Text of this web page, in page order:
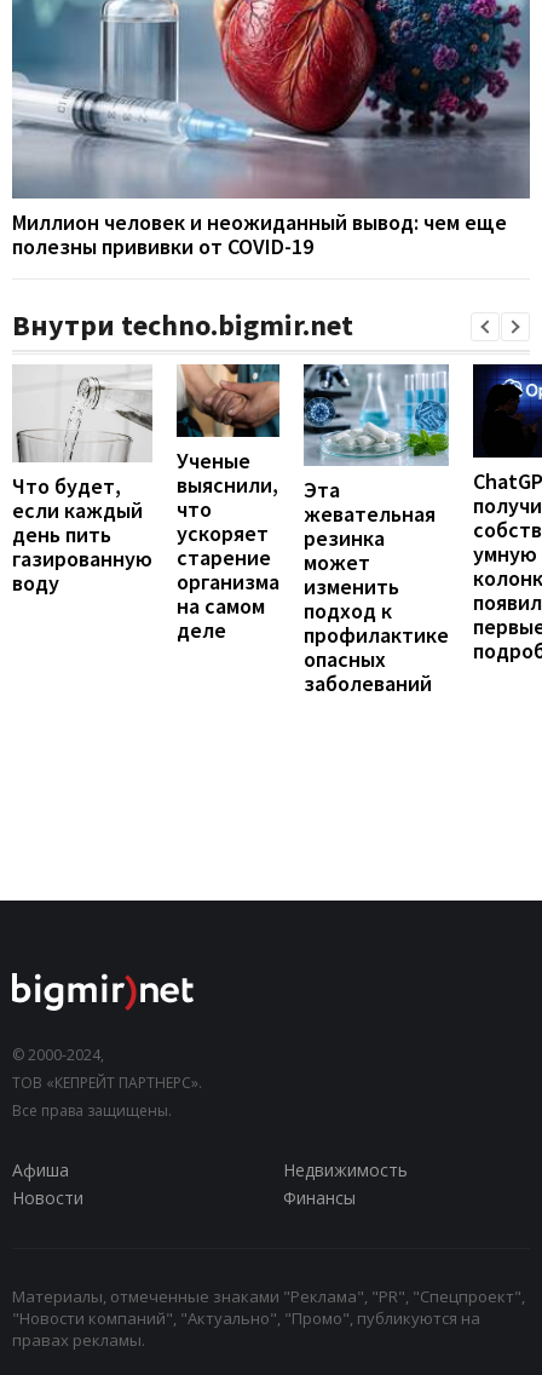
Миллион человек и неожиданный вывод: чем еще
полезны прививки от COVID-19
Внутри techno.bigmir.net
Что будет,
если каждый
день пить
газированную
воду
Ученые
выяснили,
что
ускоряет
старение
организма
на самом
деле
Эта
жевательная
резинка
может
изменить
подход к
профилактике
опасных
заболеваний
умную
© 2000-2024,
ТОВ «КЕПРЕЙТ ПАРТНЕРС».
Все права защищены.
Афиша
Недвижимость
Новости
Финансы
Материалы, отмеченные знаками "Реклама", "PR", "Спецпроект",
"Новости компаний", "Актуально", "Промо", публикуются на
правах рекламы.